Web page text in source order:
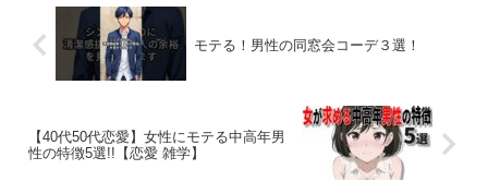
モテる！男性の同窓会コーデ３選！
【40代50代恋愛】女性にモテる中高年男
性の特徴5選!!【恋愛 雑学】